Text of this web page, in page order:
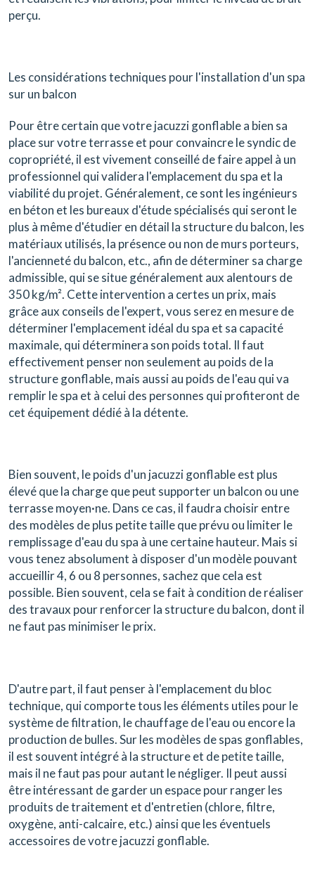
perçu.
Les considérations techniques pour l'installation d'un spa
sur un balcon
Pour être certain que votre jacuzzi gonflable a bien sa
place sur votre terrasse et pour convaincre le syndic de
copropriété, il est vivement conseillé de faire appel à un
professionnel qui validera l'emplacement du spa et la
viabilité du projet. Généralement, ce sont les ingénieurs
en béton et les bureaux d'étude spécialisés qui seront le
plus à même d'étudier en détail la structure du balcon, les
matériaux utilisés, la présence ou non de murs porteurs,
l'ancienneté du balcon, etc., afin de déterminer sa charge
admissible, qui se situe généralement aux alentours de
350 kg/m². Cette intervention a certes un prix, mais
grâce aux conseils de l'expert, vous serez en mesure de
déterminer l'emplacement idéal du spa et sa capacité
maximale, qui déterminera son poids total. Il faut
effectivement penser non seulement au poids de la
structure gonflable, mais aussi au poids de l'eau qui va
remplir le spa et à celui des personnes qui profiteront de
cet équipement dédié à la détente.
Bien souvent, le poids d'un jacuzzi gonflable est plus
élevé que la charge que peut supporter un balcon ou une
terrasse moyen·ne. Dans ce cas, il faudra choisir entre
des modèles de plus petite taille que prévu ou limiter le
remplissage d'eau du spa à une certaine hauteur. Mais si
vous tenez absolument à disposer d'un modèle pouvant
accueillir 4, 6 ou 8 personnes, sachez que cela est
possible. Bien souvent, cela se fait à condition de réaliser
des travaux pour renforcer la structure du balcon, dont il
ne faut pas minimiser le prix.
D'autre part, il faut penser à l'emplacement du bloc
technique, qui comporte tous les éléments utiles pour le
système de filtration, le chauffage de l'eau ou encore la
production de bulles. Sur les modèles de spas gonflables,
il est souvent intégré à la structure et de petite taille,
mais il ne faut pas pour autant le négliger. Il peut aussi
être intéressant de garder un espace pour ranger les
produits de traitement et d'entretien (chlore, filtre,
oxygène, anti-calcaire, etc.) ainsi que les éventuels
accessoires de votre jacuzzi gonflable.